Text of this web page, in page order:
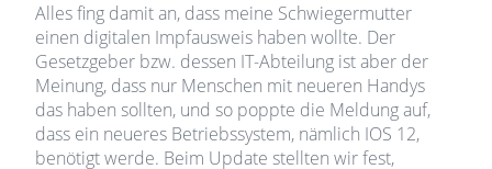
Alles fing damit an, dass meine Schwiegermutter
einen digitalen Impfausweis haben wollte. Der
Gesetzgeber bzw. dessen IT-Abteilung ist aber der
Meinung, dass nur Menschen mit neueren Handys
das haben sollten, und so poppte die Meldung auf,
dass ein neueres Betriebssystem, nämlich IOS 12,
benötigt werde. Beim Update stellten wir fest,